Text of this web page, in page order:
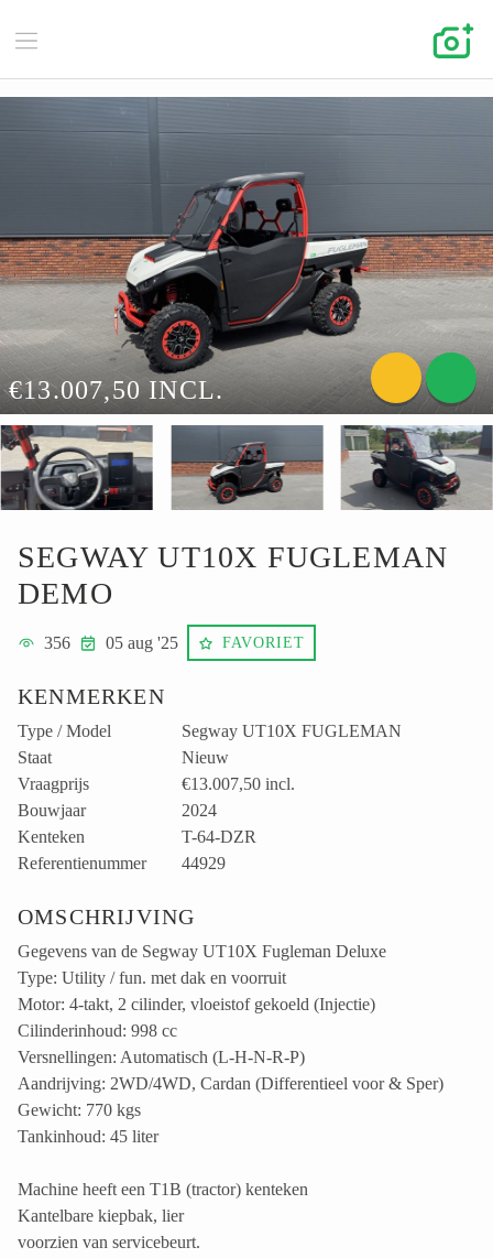
€13.007,50 INCL.
SEGWAY UT10X FUGLEMAN
DEMO
356 05 aug '25 FAVORIET
KENMERKEN
Type / Model
Segway UT10X FUGLEMAN
Staat
Nieuw
Vraagprijs
€13.007,50 incl.
Bouwjaar
2024
Kenteken
T-64-DZR
Referentienummer
44929
OMSCHRIJVING
Gegevens van de Segway UT10X Fugleman Deluxe
Type: Utility / fun. met dak en voorruit
Motor: 4-takt, 2 cilinder, vloeistof gekoeld (Injectie)
Cilinderinhoud: 998 cc
Versnellingen: Automatisch (L-H-N-R-P)
Aandrijving: 2WD/4WD, Cardan (Differentieel voor & Sper)
Gewicht: 770 kgs
Tankinhoud: 45 liter
Machine heeft een T1B (tractor) kenteken
Kantelbare kiepbak, lier
voorzien van servicebeurt.